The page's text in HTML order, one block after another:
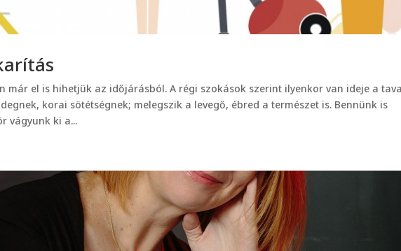
már el is hihetjük az időjárásból. A régi szokások szerint ilyenkor van ideje a
korai sötétségnek; melegszik a levegő, ébred a természet is. Bennünk is
vágyunk ki a...